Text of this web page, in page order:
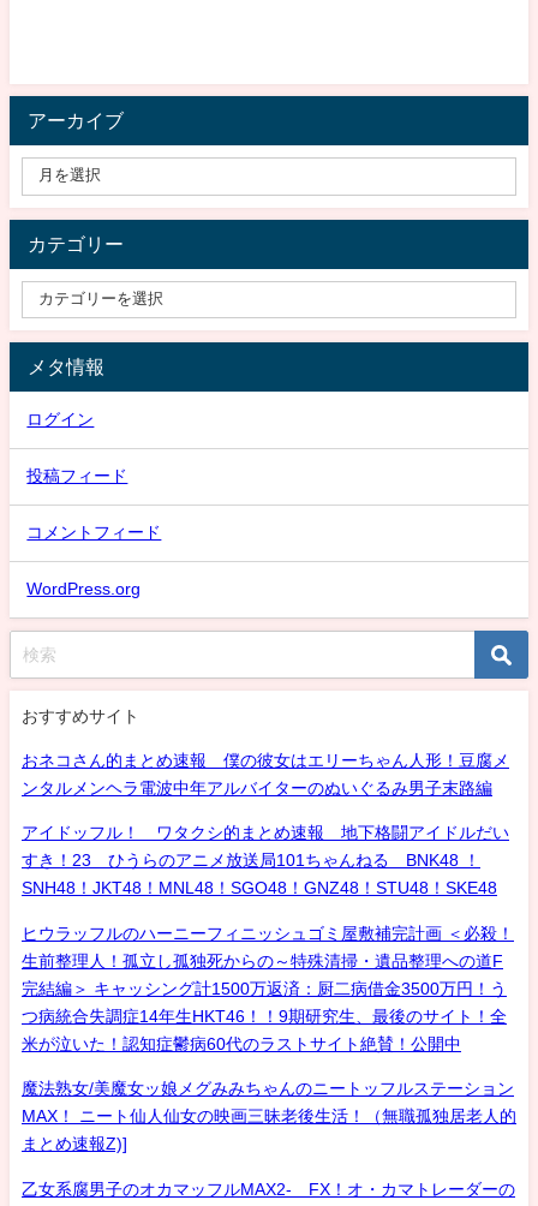
アーカイブ
カテゴリー
メタ情報
ログイン
投稿フィード
コメントフィード
WordPress.org
おすすめサイト
おネコさん的まとめ速報 僕の彼女はエリーちゃん人形！豆腐メ
ンタルメンヘラ電波中年アルバイターのぬいぐるみ男子末路編
アイドッフル！ ワタクシ的まとめ速報 地下格闘アイドルだい
すき！23 ひうらのアニメ放送局101ちゃんねる BNK48 ！
SNH48！JKT48！MNL48！SGO48！GNZ48！STU48！SKE48
ヒウラッフルのハーニーフィニッシュゴミ屋敷補完計画 ＜必殺！
生前整理人！孤立し孤独死からの～特殊清掃・遺品整理への道F
完結編＞ キャッシング計1500万返済：厨二病借金3500万円！う
つ病統合失調症14年生HKT46！！9期研究生、最後のサイト！全
米が泣いた！認知症鬱病60代のラストサイト絶賛！公開中
魔法熟女/美魔女ッ娘メグみみちゃんのニートッフルステーション
MAX！ ニート仙人仙女の映画三昧老後生活！（無職孤独居老人的
まとめ速報Z)]
乙女系腐男子のオカマッフルMAX2- FX！オ・カマトレーダーの